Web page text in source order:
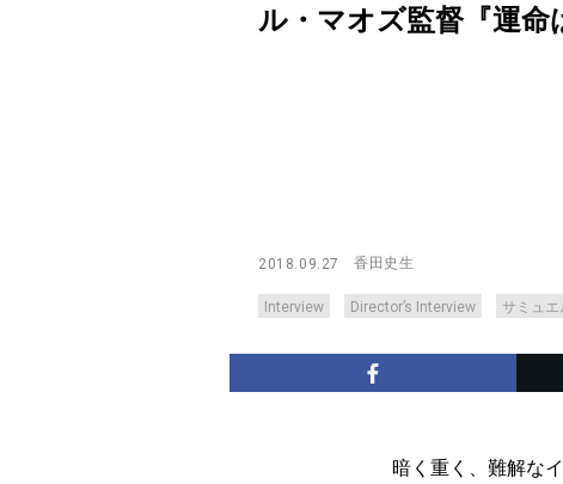
ル・マオズ監督『運命
2018.09.27 香田史生
Interview Director’s Interview サミュエ
暗く重く、難解な